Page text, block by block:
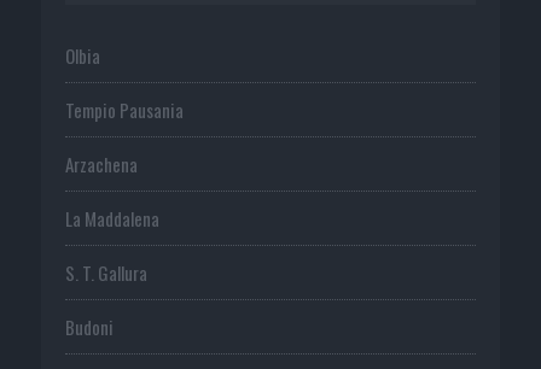
Olbia
Tempio Pausania
Arzachena
La Maddalena
S. T. Gallura
Budoni